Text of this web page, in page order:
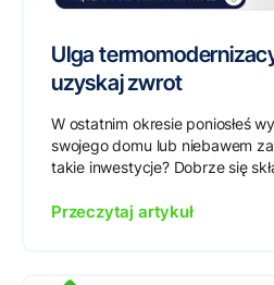
Ulga
uzyskaj zwrot
W ostatnim okresie poniosłeś
swojego domu lub niebawem
takie inwestycje? Dobrze się
Przeczytaj artykuł